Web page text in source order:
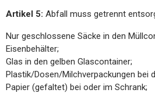
Artikel 5: Abfall muss getrennt
Nur geschlossene Säcke in den
Eisenbehälter;
Glas in den gelben Glascontainer;
Plastik/Dosen/Milchverpackungen bei
Papier (gefaltet) bei oder im Schrank;